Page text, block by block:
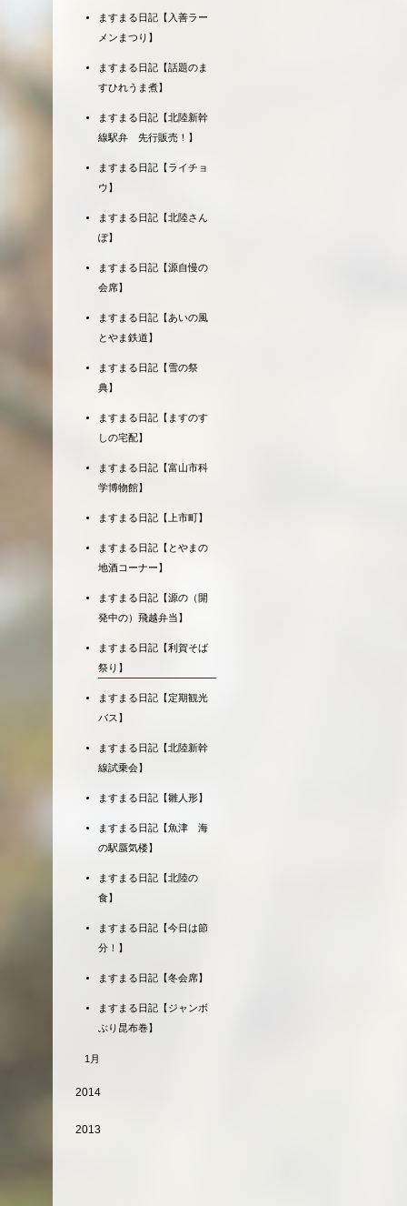
ますまる日記【入善ラー
メンまつり】
ますまる日記【話題のま
すひれうま煮】
ますまる日記【北陸新幹
線駅弁 先行販売！】
ますまる日記【ライチョ
ウ】
ますまる日記【北陸さん
ぽ】
ますまる日記【源自慢の
会席】
ますまる日記【あいの風
とやま鉄道】
ますまる日記【雪の祭
典】
ますまる日記【ますのす
しの宅配】
ますまる日記【富山市科
学博物館】
ますまる日記【上市町】
ますまる日記【とやまの
地酒コーナー】
ますまる日記【源の（開
発中の）飛越弁当】
ますまる日記【利賀そば
祭り】
ますまる日記【定期観光
バス】
ますまる日記【北陸新幹
線試乗会】
ますまる日記【雛人形】
ますまる日記【魚津 海
の駅蜃気楼】
ますまる日記【北陸の
食】
ますまる日記【今日は節
分！】
ますまる日記【冬会席】
ますまる日記【ジャンボ
ぶり昆布巻】
1月
2014
2013